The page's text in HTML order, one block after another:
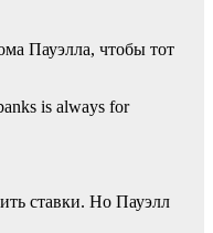
Пауэлла, чтобы тот
is always for
ставки. Но Пауэлл